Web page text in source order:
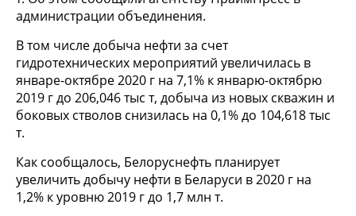
администрации объединения.
В том числе добыча нефти за счет
гидротехнических мероприятий увеличилась в
январе-октябре 2020 г на 7,1% к январю-октябрю
2019 г до 206,046 тыс т, добыча из новых скважин и
боковых стволов снизилась на 0,1% до 104,618 тыс
т.
Как сообщалось, Белоруснефть планирует
увеличить добычу нефти в Беларуси в 2020 г на
1,2% к уровню 2019 г до 1,7 млн т.